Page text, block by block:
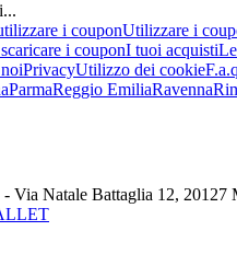
i couponUtilizzare i
i couponI tuoi acquisti
PrivacyUtilizzo dei cookie
ParmaReggio EmiliaRavenna
Via Natale Battaglia 12,